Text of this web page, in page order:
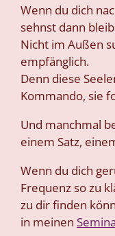
Wenn du dich
sehnst dann
Nicht im Außen
empfänglich.
Denn diese
Kommando, sie
Und manchmal
einem Satz,
Wenn du dich
Frequenz so zu
zu dir finden
in meinen